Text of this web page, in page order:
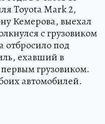
Toyota Mark 2,
Кемерова, выехал
с грузовиком
отбросило под
ехавший в
грузовиком.
автомобилей.